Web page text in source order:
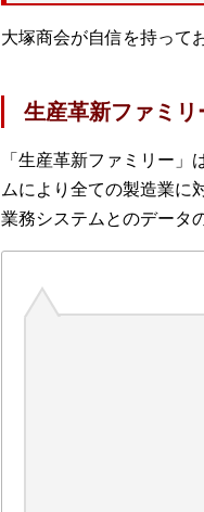
大塚商会が自信を持って
生産革新ファミリ
「生産革新ファミリー
ムにより全ての製造業に
業務システムとのデータ